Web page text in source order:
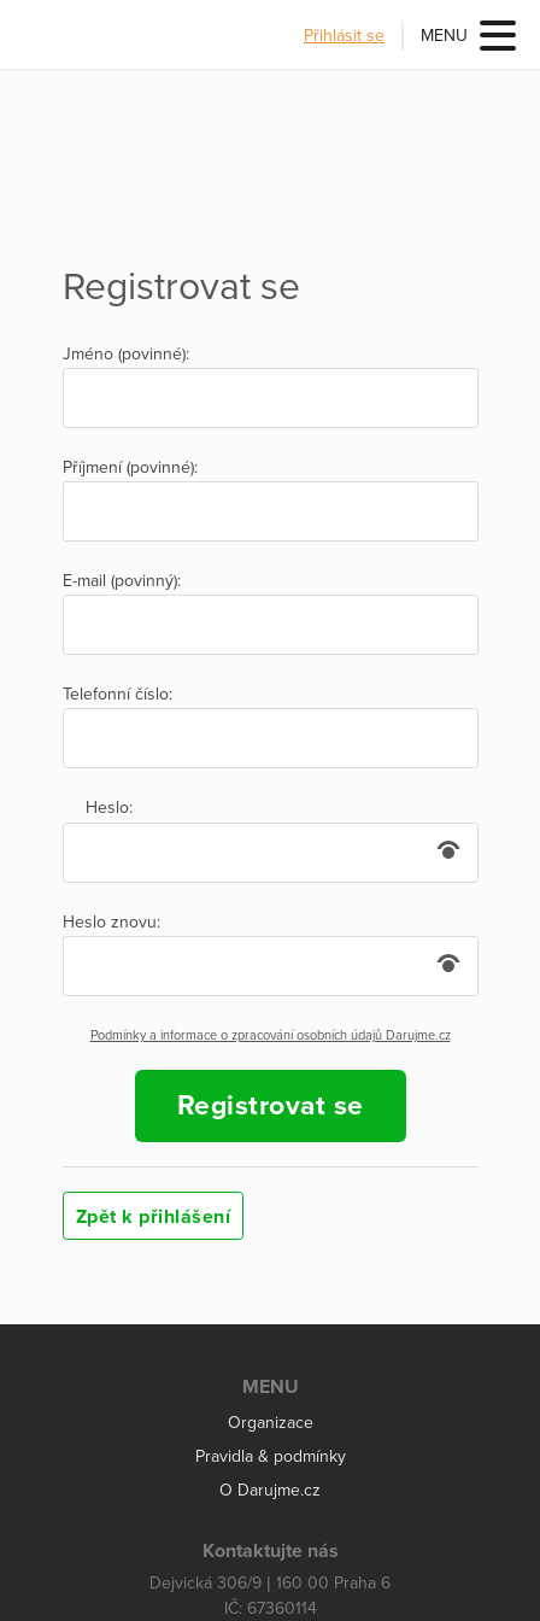
Přihlásit se MENU
Registrovat se
Jméno (povinné):
Příjmení (povinné):
E-mail (povinný):
Telefonní číslo:
Heslo:
Heslo znovu:
Podmínky a informace o zpracování osobních údajů Darujme.cz
Registrovat se
Zpět k přihlášení
MENU
Organizace
Pravidla & podmínky
O Darujme.cz
Kontaktujte nás
Dejvická 306/9 | 160 00 Praha 6
IČ: 67360114